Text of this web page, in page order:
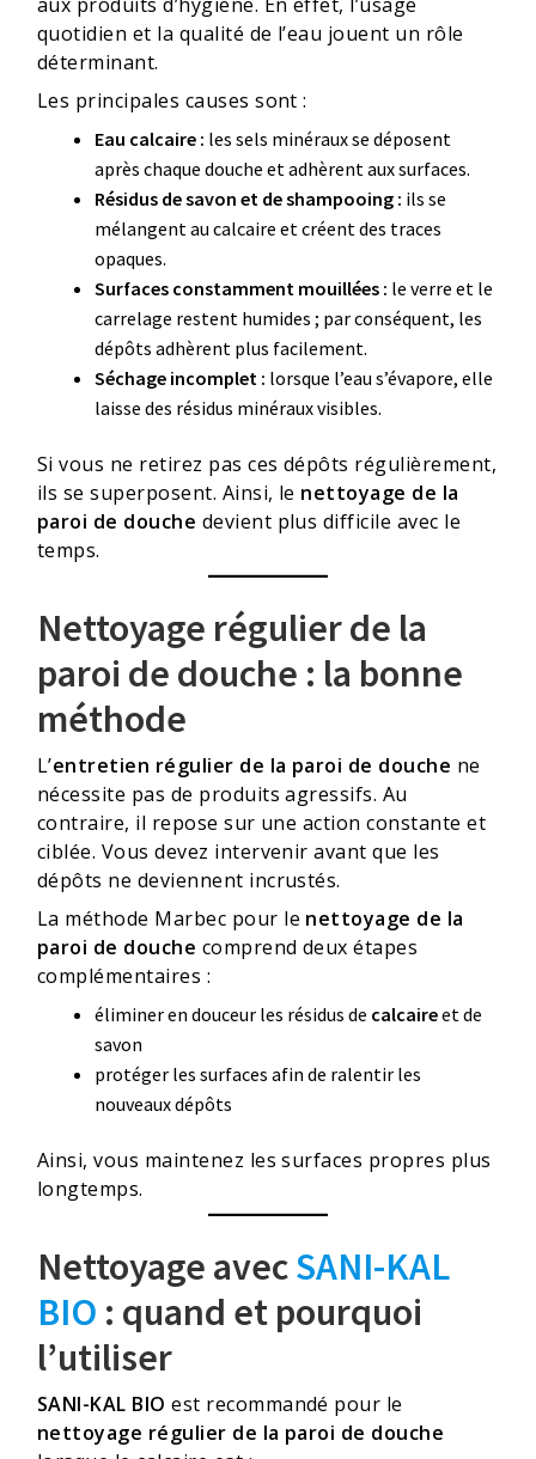
quotidien et la qualité de l’eau jouent un rôle
déterminant.
Les principales causes sont :
Eau calcaire : les sels minéraux se déposent
après chaque douche et adhèrent aux surfaces.
Résidus de savon et de shampooing : ils se
mélangent au calcaire et créent des traces
opaques.
Surfaces constamment mouillées : le verre et le
carrelage restent humides ; par conséquent, les
dépôts adhèrent plus facilement.
Séchage incomplet : lorsque l’eau s’évapore, elle
laisse des résidus minéraux visibles.
Si vous ne retirez pas ces dépôts régulièrement,
ils se superposent. Ainsi, le nettoyage de la
paroi de douche devient plus difficile avec le
temps.
Nettoyage régulier de la
paroi de douche : la bonne
méthode
L’entretien régulier de la paroi de douche ne
nécessite pas de produits agressifs. Au
contraire, il repose sur une action constante et
ciblée. Vous devez intervenir avant que les
dépôts ne deviennent incrustés.
La méthode Marbec pour le nettoyage de la
paroi de douche comprend deux étapes
complémentaires :
éliminer en douceur les résidus de calcaireet de
savon
protéger les surfaces afin de ralentir les
nouveaux dépôts
Ainsi, vous maintenez les surfaces propres plus
longtemps.
Nettoyage avecSANI-KAL
BIO : quand et pourquoi
l’utiliser
SANI-KAL BIO est recommandé pour le
nettoyage régulier de la paroi de douche